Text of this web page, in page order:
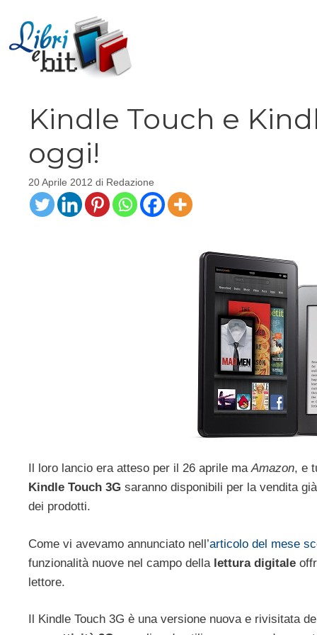
contenuto
Kindle Touch e
oggi!
20 Aprile 2012 di Redazione
Il loro lancio era atteso per il 26 aprile maAmazon, e
Kindle Touch 3G saranno disponibili per la vendita
dei prodotti.
Come vi avevamo annunciato nell’articolo del mese
funzionalità nuove nel campo della lettura digitale
lettore.
Il Kindle Touch 3G è una versione nuova e rivisitata